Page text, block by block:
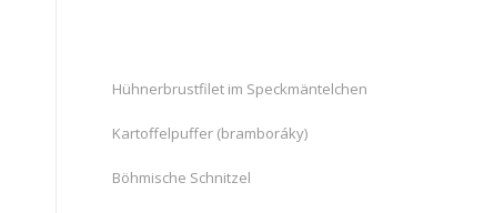
Hühnerbrustfilet im Speckmäntelchen
Kartoffelpuffer (bramboráky)
Böhmische Schnitzel